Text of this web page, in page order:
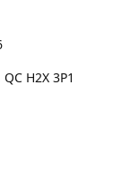
H2X 3P1